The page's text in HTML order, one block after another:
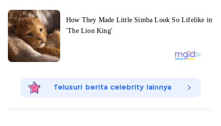
Telusuri berita celebrity lainnya